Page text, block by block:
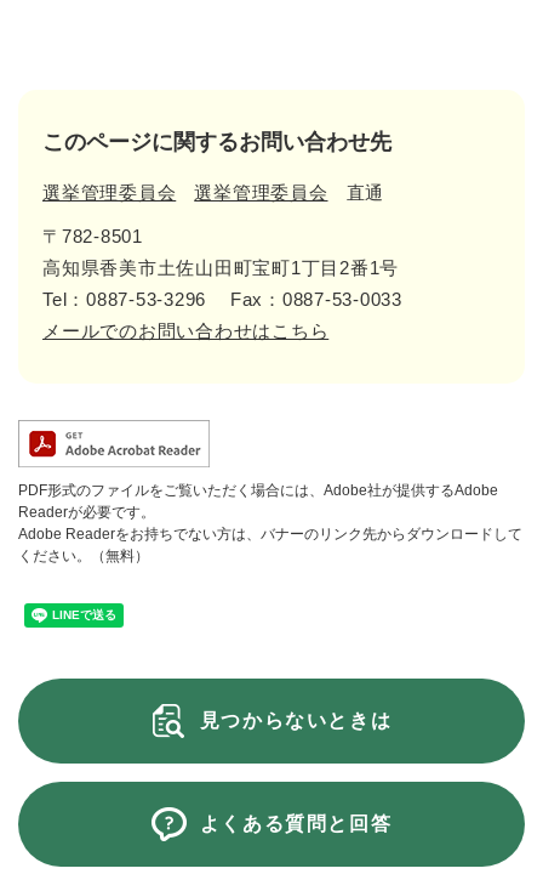
このページに関するお問い合わせ先
選挙管理委員会 選挙管理委員会 直通
〒782-8501
高知県香美市土佐山田町宝町1丁目2番1号
Tel：0887-53-3296
Fax：0887-53-0033
メールでのお問い合わせはこちら
PDF形式のファイルをご覧いただく場合には、Adobe社が提供するAdobe
Readerが必要です。
Adobe Readerをお持ちでない方は、バナーのリンク先からダウンロードして
ください。（無料）
見つからないときは
よくある質問と回答